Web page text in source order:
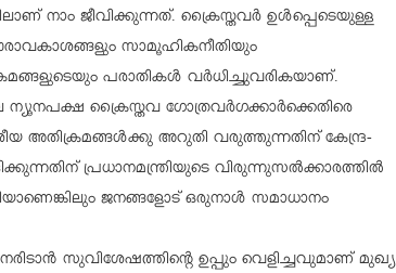
നാം ജീവിക്കുന്നത്. ക്രൈസ്തവര്‍ ഉള്‍പ്പെടെയുള്ള
സാമൂഹികനീതിയും
പരാതികള്‍ വര്‍ധിച്ചുവരികയാണ്.
ന്യൂനപക്ഷ ക്രൈസ്തവ ഗോത്രവര്‍ഗക്കാര്‍ക്കെതിരെ
അതിക്രമങ്ങള്‍ക്കു അറുതി വരുത്തുന്നതിന് കേന്ദ്ര-
പ്രധാനമന്ത്രിയുടെ വിരുന്നുസല്‍ക്കാരത്തില്‍
ജനങ്ങളോട് ഒരുനാള്‍ സമാധാനം
സുവിശേഷത്തിന്റെ ഉപ്പും വെളിച്ചവുമാണ് മുഖ്യ